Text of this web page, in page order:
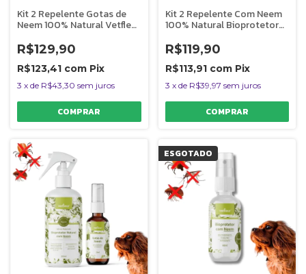
Kit 2 Repelente Gotas de
Neem 100% Natural Vetfleur
R$129,90
R$123,41 com Pix
3 x de R$43,30 sem juros
Kit 2 Repelente Com Neem
100% Natural Bioprotetor
R$119,90
R$113,91 com Pix
3 x de R$39,97 sem juros
ESGOTADO